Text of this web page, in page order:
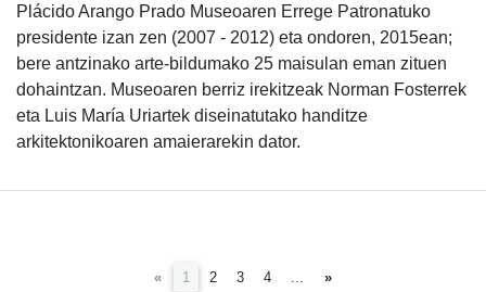
Plácido Arango Prado Museoaren Errege Patronatuko
presidente izan zen (2007 - 2012) eta ondoren, 2015ean;
bere antzinako arte-bildumako 25 maisulan eman zituen
dohaintzan. Museoaren berriz irekitzeak Norman Fosterrek
eta Luis María Uriartek diseinatutako handitze
arkitektonikoaren amaierarekin dator.
« 1 (current)
2 3 4 »